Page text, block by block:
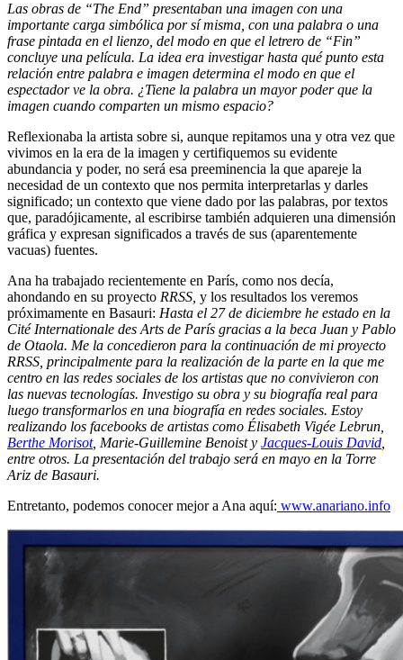
Las obras de “The End” presentaban una imagen con una
importante carga simbólica por sí misma, con una palabra o una
frase pintada en el lienzo, del modo en que el letrero de “Fin”
concluye una película. La idea era investigar hasta qué punto esta
relación entre palabra e imagen determina el modo en que el
espectador ve la obra. ¿Tiene la palabra un mayor poder que la
imagen cuando comparten un mismo espacio?
Reflexionaba la artista sobre si, aunque repitamos una y otra vez que
vivimos en la era de la imagen y certifiquemos su evidente
abundancia y poder, no será esa preeminencia la que apareje la
necesidad de un contexto que nos permita interpretarlas y darles
significado; un contexto que viene dado por las palabras, por textos
que, paradójicamente, al escribirse también adquieren una dimensión
gráfica y expresan significados a través de sus (aparentemente
vacuas) fuentes.
Ana ha trabajado recientemente en París, como nos decía,
ahondando en su proyecto RRSS, y los resultados los veremos
próximamente en Basauri: Hasta el 27 de diciembre he estado en la
Cité Internationale des Arts de París gracias a la beca Juan y Pablo
de Otaola. Me la concedieron para la continuación de mi proyecto
RRSS, principalmente para la realización de la parte en la que me
centro en las redes sociales de los artistas que no convivieron con
las nuevas tecnologías. Investigo su obra y su biografía real para
luego transformarlos en una biografía en redes sociales. Estoy
realizando los facebooks de artistas como Élisabeth Vigée Lebrun,
Berthe Morisot, Marie-Guillemine Benoist y Jacques-Louis David
entre otros. La presentación del trabajo será en mayo en la Torre
Ariz de Basauri.
Entretanto, podemos conocer mejor a Ana aquí: www.anariano.info